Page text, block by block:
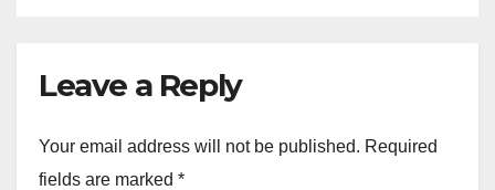
Leave a Reply
Your email address will not be published. Required
fields are marked *